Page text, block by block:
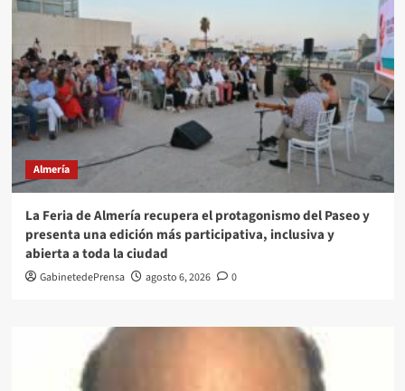
Almería
La Feria de Almería recupera el protagonismo del Paseo y
presenta una edición más participativa, inclusiva y
abierta a toda la ciudad
GabinetedePrensa agosto 6, 2026 0